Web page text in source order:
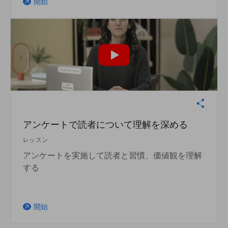
arrow_outward
アンケートで読者について理解を深める
レッスン
アンケートを実施して読者と習慣、価値観を理解
する
arrow_outward 開始